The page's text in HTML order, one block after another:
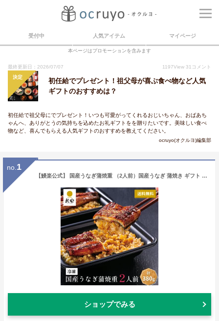
受付中 人気アイテム マイページ
本ページはプロモーションを含みます
最終更新日：2026/07/07 1197View 31 コメント
決定
初任給でプレゼント！祖父母が喜ぶ食べ物など人気
ギフトのおすすめは？
初任給で祖父母にでプレゼント！いつも可愛がってくれるおじいちゃん、おばあち
ゃんへ、ありがとうの気持ちを込めたお礼ギフトをを贈りたいです。美味しい食べ
物など、喜んでもらえる人気ギフトのおすすめを教えてください。
ocruyo(オクルヨ)編集部
no. 1
【鰻楽公式】 国産うなぎ蒲焼重 （2人前）国産うなぎ 蒲焼き ギフト 贈答用 ウナギ うなぎ 国産 敬老の日 お歳暮
ショップでみる